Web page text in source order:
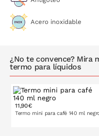
Acero inoxidable
¿No te convence? Mira
termo para líquidos
11,90€
Termo mini para café 140 ml